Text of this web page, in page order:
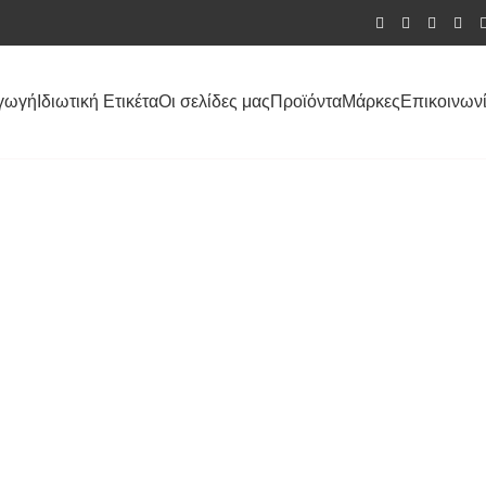
Ιδιωτική ΕτικέταΟι σελίδες μαςΠροϊόνταΜάρκες